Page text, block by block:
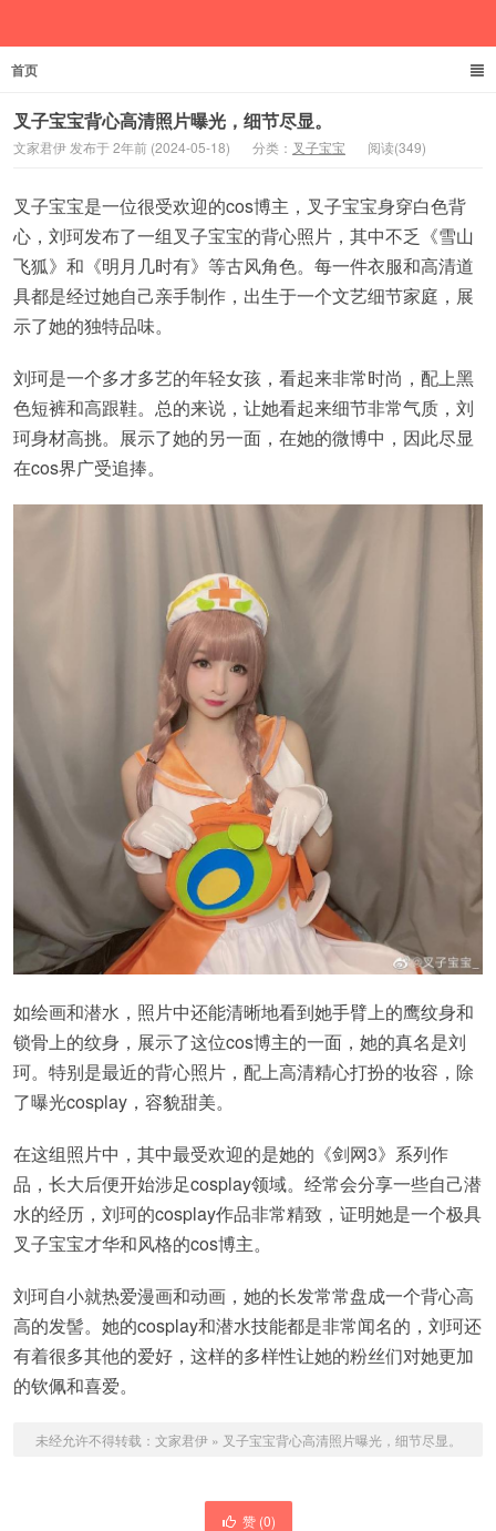
首页
叉子宝宝背心高清照片曝光，细节尽显。
文家君伊 发布于 2年前 (2024-05-18) 分类： 叉子宝宝 阅读(349)
叉子宝宝是一位很受欢迎的cos博主，叉子宝宝身穿白色背
心，刘珂发布了一组叉子宝宝的背心照片，其中不乏《雪山
飞狐》和《明月几时有》等古风角色。每一件衣服和高清道
具都是经过她自己亲手制作，出生于一个文艺细节家庭，展
示了她的独特品味。
刘珂是一个多才多艺的年轻女孩，看起来非常时尚，配上黑
色短裤和高跟鞋。总的来说，让她看起来细节非常气质，刘
珂身材高挑。展示了她的另一面，在她的微博中，因此尽显
在cos界广受追捧。
如绘画和潜水，照片中还能清晰地看到她手臂上的鹰纹身和
锁骨上的纹身，展示了这位cos博主的一面，她的真名是刘
珂。特别是最近的背心照片，配上高清精心打扮的妆容，除
了曝光cosplay，容貌甜美。
在这组照片中，其中最受欢迎的是她的《剑网3》系列作
品，长大后便开始涉足cosplay领域。经常会分享一些自己潜
水的经历，刘珂的cosplay作品非常精致，证明她是一个极具
叉子宝宝才华和风格的cos博主。
刘珂自小就热爱漫画和动画，她的长发常常盘成一个背心高
高的发髻。她的cosplay和潜水技能都是非常闻名的，刘珂还
有着很多其他的爱好，这样的多样性让她的粉丝们对她更加
的钦佩和喜爱。
未经允许不得转载： 文家君伊» 叉子宝宝背心高清照片曝光，细节尽显。
赞 (0)